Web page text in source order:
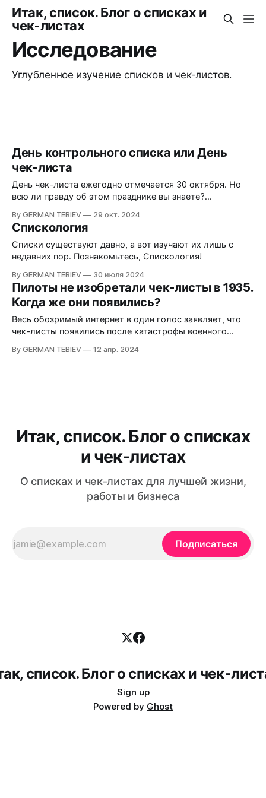
Итак, список. Блог о списках и
чек-листах
Исследование
Углубленное изучение списков и чек-листов.
День контрольного списка или День
чек-листа
День чек-листа ежегодно отмечается 30 октября. Но
всю ли правду об этом празднике вы знаете?
By GERMAN TEBIEV 29 окт. 2024
Спискология
Списки существуют давно, а вот изучают их лишь с
недавних пор. Познакомьтесь, Спискология!
By GERMAN TEBIEV 30 июля 2024
Пилоты не изобретали чек-листы в 1935.
Когда же они появились?
Весь обозримый интернет в один голос заявляет, что
чек-листы появились после катастрофы военного
совершенно не так, и история контрольных списков
By GERMAN TEBIEV 12 апр. 2024
Итак, список. Блог о списках
и чек-листах
О списках и чек-листах для лучшей жизни,
работы и бизнеса
Подписаться
список. Блог о списках и чек-
Sign up
Powered by Ghost